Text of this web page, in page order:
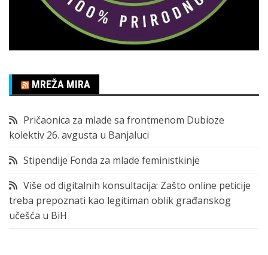
MREŽA MIRA
Pričaonica za mlade sa frontmenom Dubioze
kolektiv 26. avgusta u Banjaluci
Stipendije Fonda za mlade feministkinje
Više od digitalnih konsultacija: Zašto online peticije
treba prepoznati kao legitiman oblik građanskog
učešća u BiH